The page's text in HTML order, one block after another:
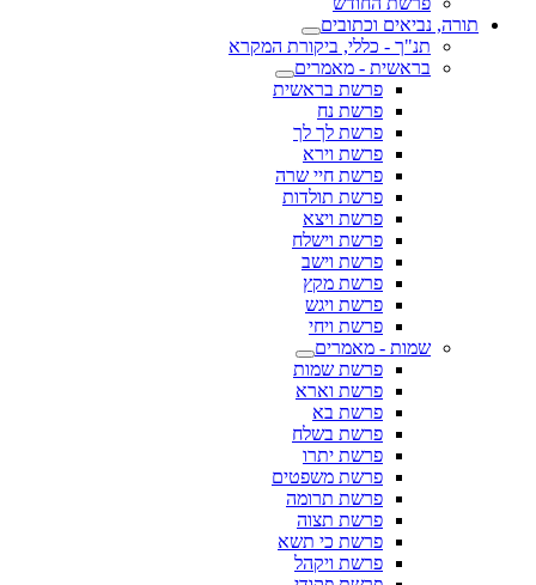
תורה, נביאים וכתובים
תנ"ך - כללי, ביקורת המקרא
בראשית - מאמרים
פרשת בראשית
פרשת נח
פרשת לך לך
פרשת וירא
פרשת חיי שרה
פרשת תולדות
פרשת ויצא
פרשת וישלח
פרשת וישב
פרשת מקץ
פרשת ויגש
פרשת ויחי
שמות - מאמרים
פרשת שמות
פרשת וארא
פרשת בא
פרשת בשלח
פרשת יתרו
פרשת משפטים
פרשת תרומה
פרשת תצוה
פרשת כי תשא
פרשת ויקהל